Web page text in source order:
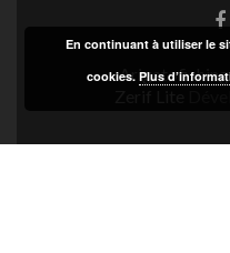
En continuant à utiliser le
cookies.Plus